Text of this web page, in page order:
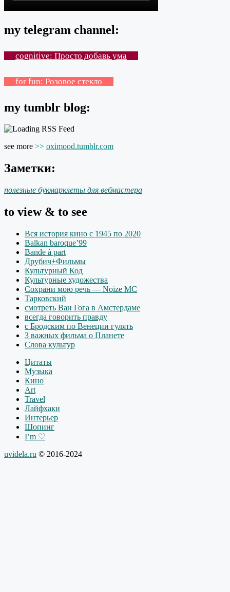
my telegram channel:
cognitive: Просто добавь ума
for fun: Розовое стекло
my tumblr blog:
see more >> oximood.tumblr.com
Заметки:
полезные букмарклеты для вебмастера
to view & to see
Вся история кино с 1945 по 2020
Balkan baroque’99
Bande à part
Друбич+Фильмы
Культурный Код
Культурные художества
Сохрани мою речь — Noize MC
Тарковский
смотреть Ван Гога в Амстердаме
всегда говорить правду
с Бродским по Венеции гулять
3 важных фильма о Планете
Слова культур
Цитаты
Музыка
Кино
Art
Travel
Лайфхаки
Интерьер
Шопинг
I’m ♡
uvidela.ru © 2016-2024